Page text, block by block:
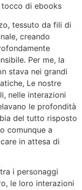
tocco di ebooks
tessuto da fili di
creando
Per me, la
stava nei grandi
Le nostre
nelle interazioni
le profondità
del tutto risposto
comunque a
in attesa di
i personaggi
le loro interazioni